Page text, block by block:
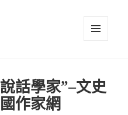
話學家”–文史
作家網